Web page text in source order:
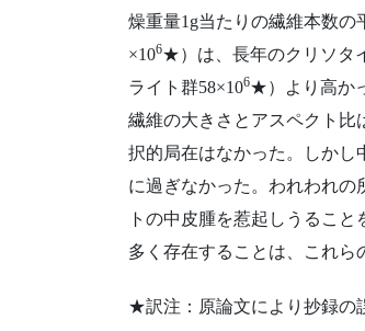
燥重量1g当たりの繊維本数の
×106★）は、長年のクリソタ
ライト群58×106★）より高か
繊維の大きさとアスペクト比
択的局在はなかった。しかし
に過ぎなかった。われわれの
トの中皮腫を惹起しうるこ
多く存在することは、これら
★訳注：原論文により抄録の